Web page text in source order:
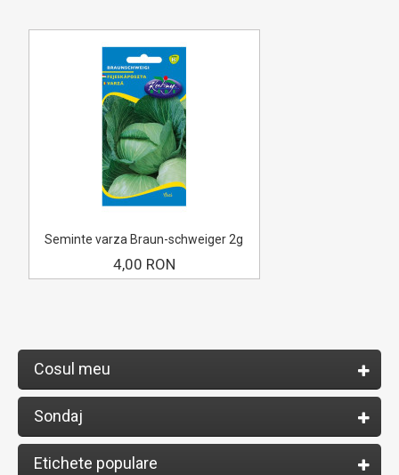
Seminte varza Braun-schweiger 2g
4,00 RON
Cosul meu
Sondaj
Etichete populare